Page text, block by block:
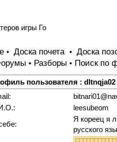
игры Го
• Доска почета • Доска
• Разборы • Поиск по
пользователя : dltnqja02
leesubeom
Я кореец я
русского